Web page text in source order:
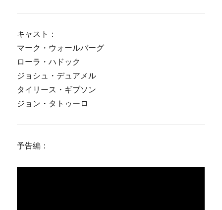
キャスト：
マーク・ウォールバーグ
ローラ・ハドック
ジョシュ・デュアメル
タイリース・ギブソン
ジョン・タトゥーロ
予告編：